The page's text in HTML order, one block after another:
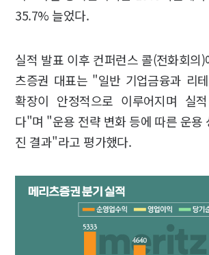
35.7% 늘었다.
실적 발표 이후 컨퍼런스 콜(전화회의
츠증권 대표는 "일반 기업금융과 리
확장이 안정적으로 이루어지며 실
다"며 "운용 전략 변화 등에 따른 운용
진 결과"라고 평가했다.